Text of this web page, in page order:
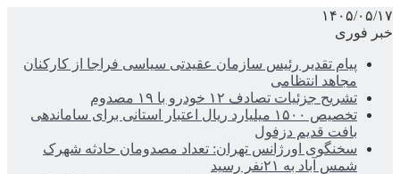
۱۴۰۵/۰۵/۱۷
خبر فوری
پیام تقدیر رئیس سازمان عقیدتی سیاسی فراجا از کارکنان
مجاهد انتظامی
تشریح جزئیات تصادف ۱۲ خودرو با ۱۹ مصدوم
تخصیص ۱۵۰۰ میلیارد ریال اعتبار استانی برای ساماندهی
بافت قدیم دزفول
سخنگوی اورژانس تهران: تعداد مصدومان حادثه شهرک
شمس آباد به ۲۱نفر رسید